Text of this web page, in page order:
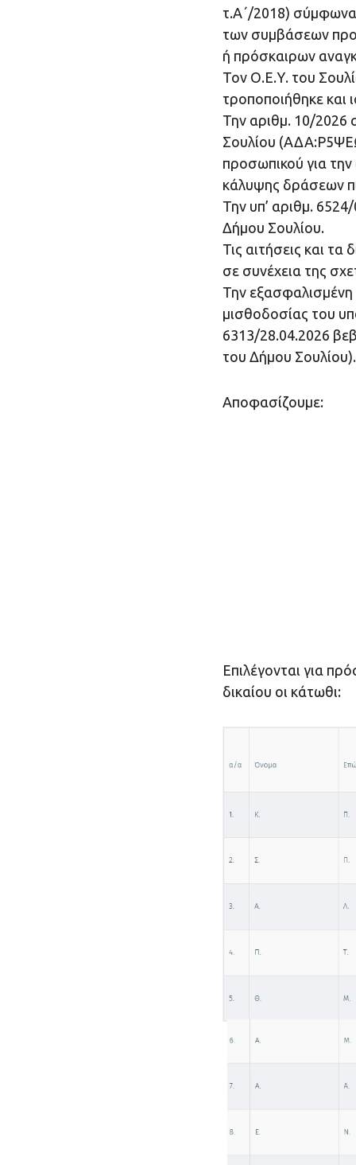
τ.Α΄/2018) σύμφωνα
των συμβάσεων
ή πρόσκαιρων
Τον Ο.Ε.Υ. του
τροποποιήθηκε και
Την αριθμ. 10/2026
Σουλίου
προσωπικού για
κάλυψης δράσεων
Την υπ’ αριθμ.
Δήμου Σουλίου.
Τις αιτήσεις και
σε συνέχεια της
Την
μισθοδοσίας του
6313/28.04.2026
του Δήμου Σουλίου).
Αποφασίζουμε:
Επιλέγονται για
δικαίου οι κάτωθι: